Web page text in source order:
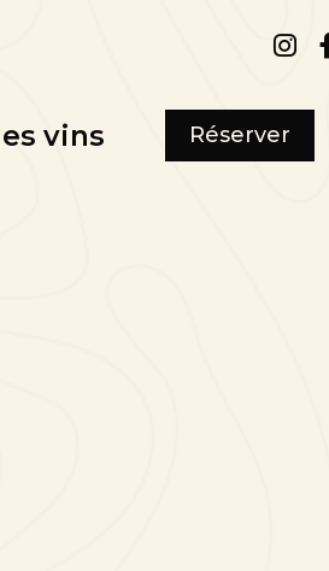
vins Réserver